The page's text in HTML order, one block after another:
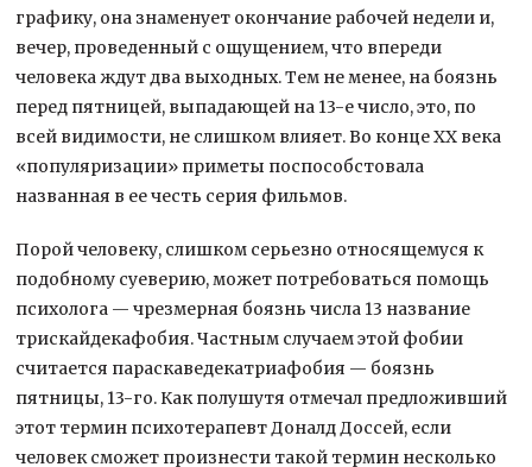
графику, она знаменует окончание рабочей недели и,
вечер, проведенный с ощущением, что впереди
человека ждут два выходных. Тем не менее, на боязнь
перед пятницей, выпадающей на 13-е число, это, по
всей видимости, не слишком влияет. Во конце XX века
«популяризации» приметы поспособстовала
названная в ее честь серия фильмов.
Порой человеку, слишком серьезно относящемуся к
подобному суеверию, может потребоваться помощь
психолога — чрезмерная боязнь числа 13 название
трискайдекафобия. Частным случаем этой фобии
считается параскаведекатриафобия — боязнь
пятницы, 13-го. Как полушутя отмечал предложивший
этот термин психотерапевт Доналд Доссей, если
человек сможет произнести такой термин несколько